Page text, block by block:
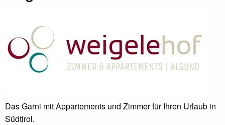
Das Garni mit Appartements und Zimmer für Ihren Urlaub in
Südtirol.